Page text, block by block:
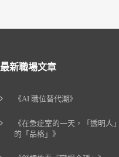
最新職場文章
《AI 職位替代潮》
《在急症室的一天，「透明人
的「品格」》